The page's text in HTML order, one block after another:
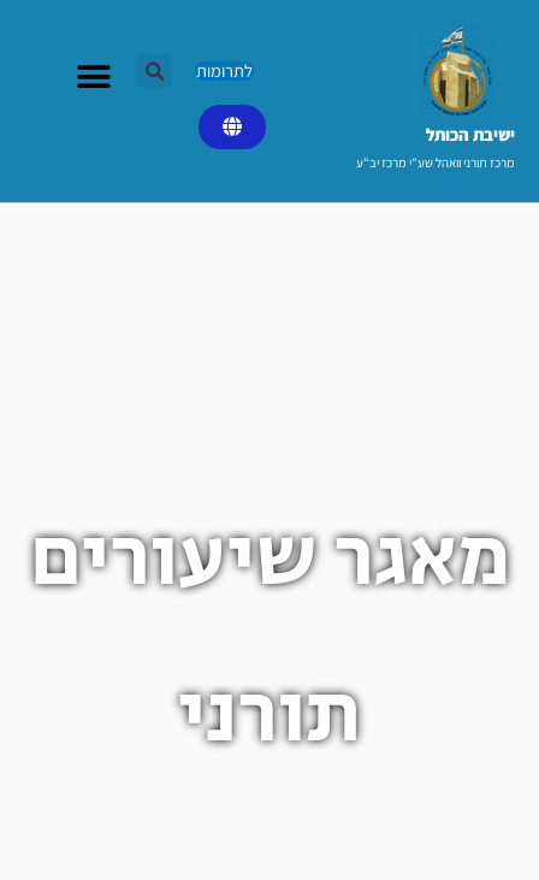
ישיבת הכותל​
מרכז תורני וואהל שע"י מרכז יב"ע
לתרומות
מאגר שיעורים
תורני